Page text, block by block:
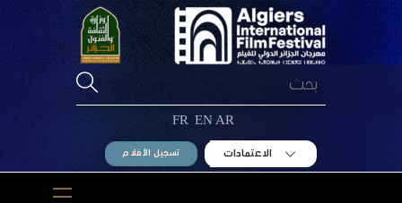
AR
EN
FR
الاعتمادات تسجيل الأفلام
Menu